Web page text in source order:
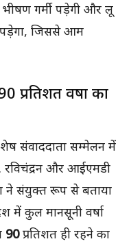
गर्मी पड़ेगी और लू
पड़ेगा, जिससे आम
प्रतिशत वर्षा का
संवाददाता सम्मेलन में
रविचंद्रन और आईएमडी
ने संयुक्त रूप से बताया
में कुल मानसूनी वर्षा
90प्रतिशत ही रहने का